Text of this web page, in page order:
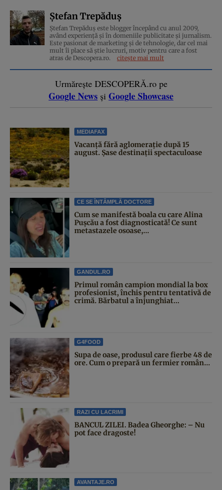
Ștefan Trepăduș
Ștefan Trepăduș este blogger începând cu anul 2009,
având experiență și în domeniile publicitate și jurnalism.
Este pasionat de marketing și de tehnologie, dar cel mai
mult îi place să știe lucruri, motiv pentru care a fost
atras de Descopera.ro.
citește mai mult
Urmărește DESCOPERĂ.ro pe
Google News și Google Showcase
MEDIAFAX
Vacanță fără aglomerație după 15
august. Șase destinații spectaculoase
CE SE ÎNTÂMPLĂ DOCTORE
Cum se manifestă boala cu care Alina
Pușcău a fost diagnosticată! Ce sunt
metastazele osoase,...
GANDUL.RO
Primul român campion mondial la box
profesionist, închis pentru tentativă de
crimă. Bărbatul a înjunghiat...
G4FOOD
Supa de oase, produsul care fierbe 48 de
ore. Cum o prepară un fermier român...
RAZI CU LACRIMI
BANCUL ZILEI. Badea Gheorghe: – Nu
pot face dragoste!
AVANTAJE.RO